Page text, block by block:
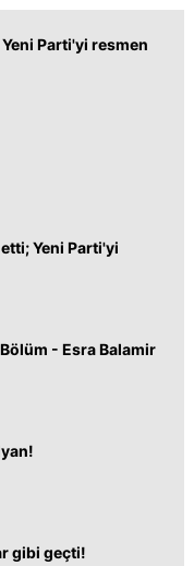
Parti'yi resmen
Yeni Parti'yi
- Esra Balamir
gibi geçti!